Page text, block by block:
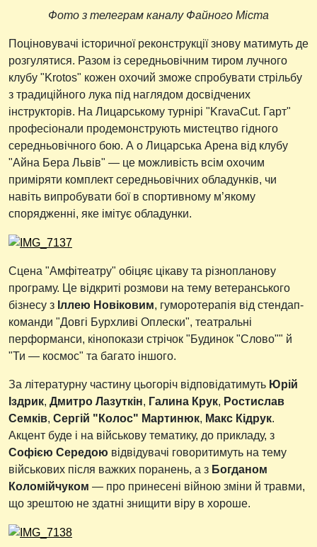
Фото з телеграм каналу Файного Міста
Поціновувачі історичної реконструкції знову матимуть де
розгулятися. Разом із середньовічним тиром лучного
клубу "Krotos" кожен охочий зможе спробувати стрільбу
з традиційного лука під наглядом досвідчених
інструкторів. На Лицарському турнірі "KravaCut. Гарт"
професіонали продемонструють мистецтво гідного
середньовічного бою. А о Лицарська Арена від клубу
"Айна Бера Львів" — це можливість всім охочим
приміряти комплект середньовічних обладунків, чи
навіть випробувати бої в спортивному м’якому
спорядженні, яке імітує обладунки.
Сцена "Амфітеатру" обіцяє цікаву та різнопланову
програму. Це відкриті розмови на тему ветеранського
бізнесу з Іллею Новіковим, гуморотерапія від стендап-
команди "Довгі Бурхливі Оплески", театральні
перформанси, кінопокази стрічок "Будинок "Слово"" й
"Ти — космос" та багато іншого.
За літературну частину цьогоріч відповідатимуть Юрій
Іздрик, Дмитро Лазуткін, Галина Крук, Ростислав
Семків, Сергій "Колос" Мартинюк, Макс Кідрук.
Акцент буде і на військову тематику, до прикладу, з
Софією Середою відвідувачі говоритимуть на тему
військових після важких поранень, а з Богданом
Коломійчуком — про принесені війною зміни й травми,
що зрештою не здатні знищити віру в хороше.